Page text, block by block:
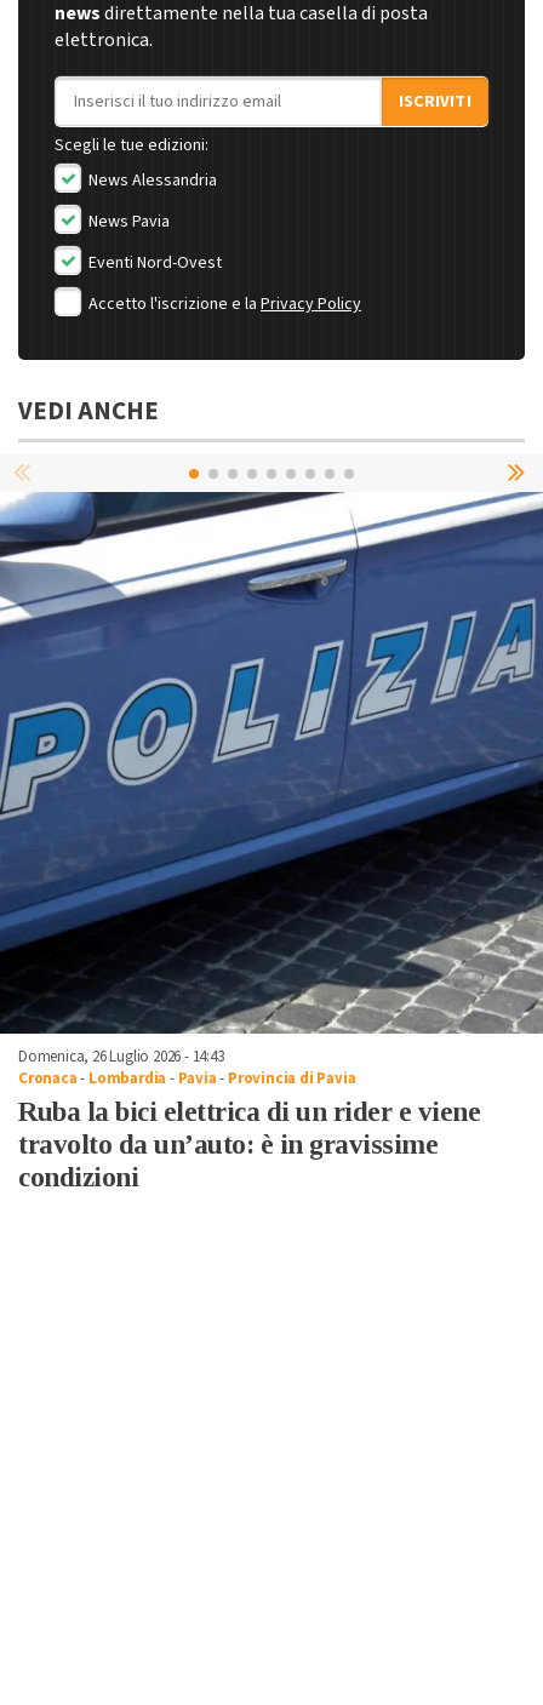
newsdirettamente nella tua casella di posta
elettronica.
Indirizzo email
ISCRIVITI
Scegli le tue edizioni:
News Alessandria
News Pavia
Eventi Nord-Ovest
Accetto l'iscrizione e la Privacy Policy
VEDI ANCHE
Domenica, 26 Luglio 2026 - 14:43
Cronaca- Lombardia - Pavia- Provincia di Pavia
Ruba la bici elettrica di un rider e viene
travolto da un’auto: è in gravissime
condizioni